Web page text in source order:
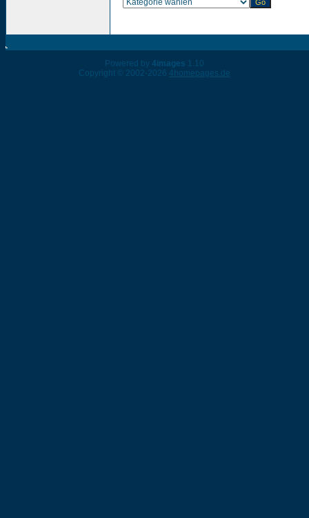
Powered by 4images 1.10
Copyright © 2002-2026 4homepages.de